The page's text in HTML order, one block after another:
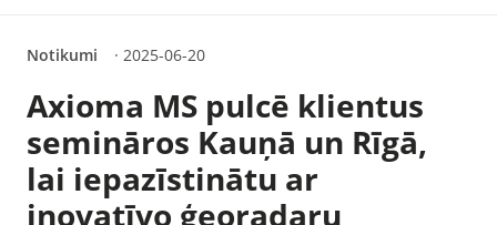
Notikumi · 2025-06-20
Axioma MS pulcē klientus
semināros Kauņā un Rīgā,
lai iepazīstinātu ar
inovatīvo ģeoradaru